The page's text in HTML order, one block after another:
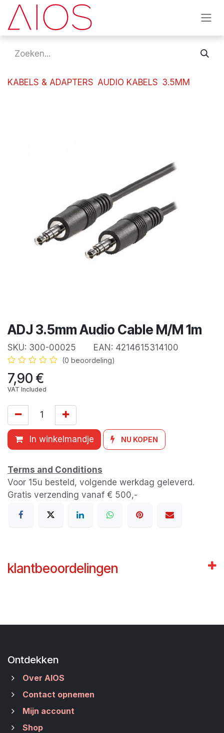
Overslaan naar inhoud
KABELS & ADAPTERS AUDIO KABELS 3.5MM
ADJ 3.5mm Audio Cable M/M 1m
SKU: 300-00025 EAN: 4214615314100
(0 beoordeling)
7,90€
VAT Included
In winkelmandje NU KOPEN
Terms and Conditions
Voor 15u besteld, volgende werkdag geleverd.
Gratis verzending vanaf € 500,-
klantbeoordelingen
Ontdekken
Over AIOS
Contact opnemen
Mijn account
Shop